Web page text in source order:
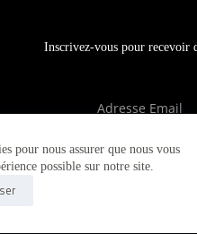
pour nous assurer que nous vous
possible sur notre site.
Inscrivez-vous pour recevoir